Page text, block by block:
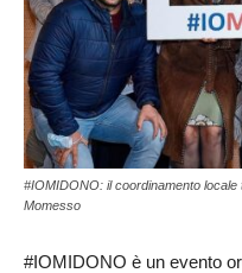
#IOMIDONO: il coordinamento
Momesso
#IOMIDONO è un evento